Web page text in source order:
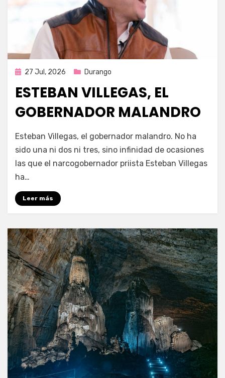
Publicada
27 Jul, 2026 Durango
ESTEBAN VILLEGAS, EL
GOBERNADOR MALANDRO
por Fernando Miranda Servín
Esteban Villegas, el gobernador malandro. No ha
sido una ni dos ni tres, sino infinidad de ocasiones
las que el narcogobernador priista Esteban Villegas
ha…
Leer más